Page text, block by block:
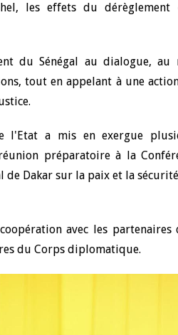
les effets du
du Sénégal au dialogue,
tout en appelant à une
l'Etat a mis en exergue
préparatoire à la
Dakar sur la paix et la
avec les partenaires
du Corps diplomatique.
la cérémonie
annuel 2025
Politique
juin 2026,